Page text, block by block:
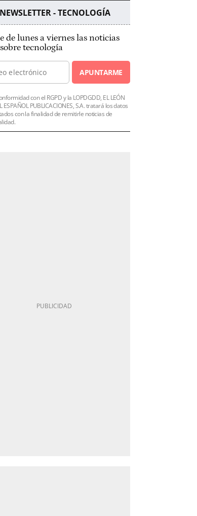
NEWSLETTER - TECNOLOGÍA
de lunes a viernes las noticias
tecnología
APUNTARME
con el RGPD y la LOPDGDD, EL LEÓN
ESPAÑOL PUBLICACIONES, S.A. tratará los datos
con la finalidad de remitirle noticias de